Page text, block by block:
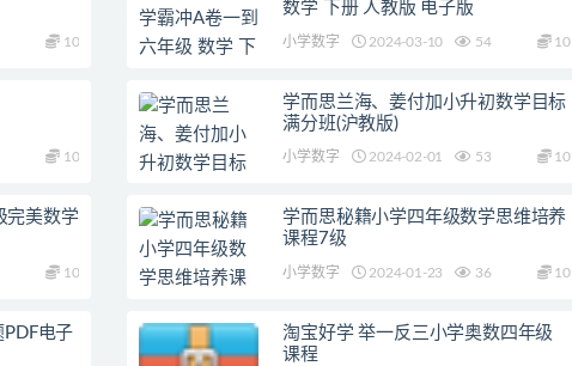
10
数学 下册 人教版 电子版
小学数字 2024-03-10 54 10
10
学而思兰海、姜付加小升初数学目标
满分班(沪教版)
小学数字 2024-02-01 53 10
完美数学
10
学而思秘籍小学四年级数学思维培养
课程7级
小学数字 2024-01-23 36 10
电子
淘宝好学 举一反三小学奥数四年级
课程